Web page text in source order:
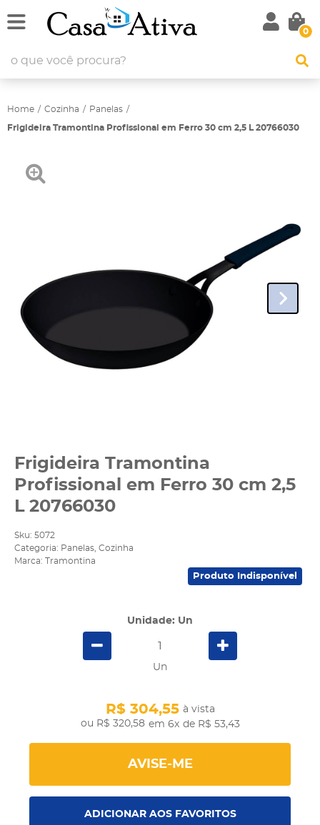
0
Home Cozinha Panelas
Frigideira Tramontina Profissional em Ferro 30 cm 2,5 L 20766030
Frigideira Tramontina
Profissional em Ferro 30 cm 2,5
L 20766030
Sku: 5072
Categoria: Panelas Cozinha
Marca:
Tramontina
Produto Indisponível
Unidade: Un
Un
R$ 320,58
R$ 304,55 à vista
em 6x de R$ 53,43
AVISE-ME
ADICIONAR AOS FAVORITOS